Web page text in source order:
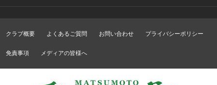
クラブ概要 よくあるご質問 お問い合わせ プライバシーポリシー
免責事項 メディアの皆様へ